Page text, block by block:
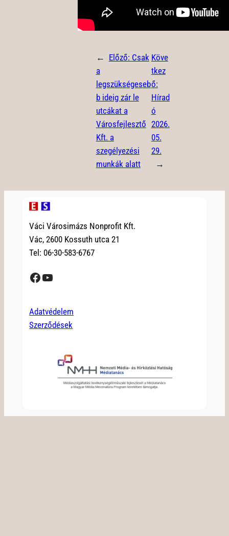
← Előző: Csak
a
legszükségeseb
b ideig zár le
utcákat a
Városfejlesztő
Kft. a
szegélyezési
munkák alatt
Köve
tkez
ő:
Hírad
ó
2026.
05.
29.
→
Váci Városimázs Nonprofit Kft.
Vác, 2600 Kossuth utca 21
Tel: 06-30-583-6767
Facebook YouTube
Adatvédelem
Szerződések